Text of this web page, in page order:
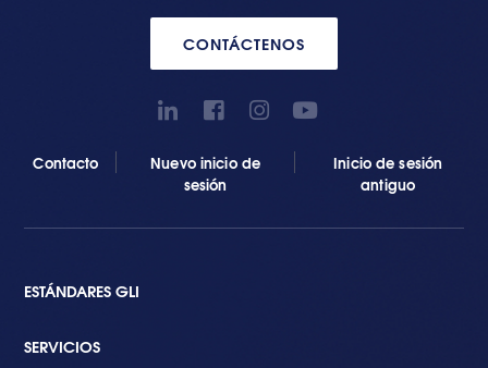
CONTÁCTENOS
Contacto
Nuevo inicio de
sesión
Inicio de sesión
antiguo
ESTÁNDARES GLI
SERVICIOS